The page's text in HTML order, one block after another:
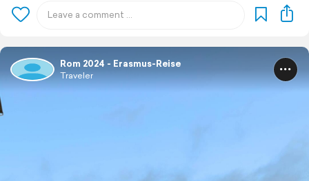
Rom 2024 - Erasmus-Reise
Traveler